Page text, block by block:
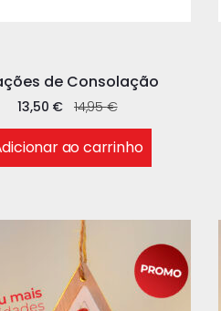
de Consolação
14,95€
13,50 €
ao carrinho